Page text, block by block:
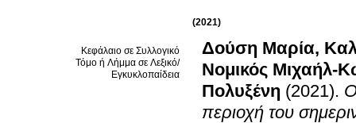
(2021)
Κεφάλαιο σε Συλλογικό
Τόμο ή Λήμμα σε Λεξικό/
Εγκυκλοπαίδεια
Δούση Μαρία,
Νομικός Μιχαήλ-
Πολυξένη (2021).
περιοχή του